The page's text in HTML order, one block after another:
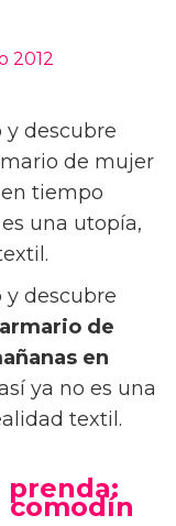
2012
y descubre
de mujer
tiempo
una utopía,
y descubre
de
en
ya no es una
textil.
prenda:
comodín